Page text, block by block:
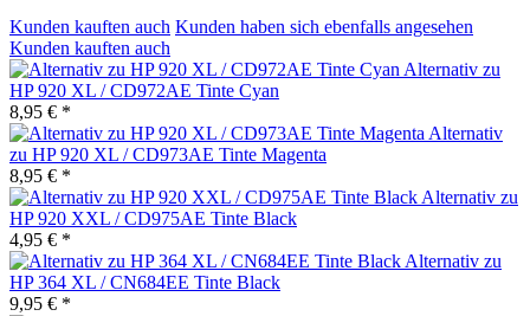
Kunden kauften auch Kunden haben sich ebenfalls angesehen
Kunden kauften auch
Alternativ zu
HP 920 XL / CD972AE Tinte Cyan
8,95 € *
Alternativ
zu HP 920 XL / CD973AE Tinte Magenta
8,95 € *
Alternativ zu
HP 920 XXL / CD975AE Tinte Black
4,95 € *
Alternativ zu
HP 364 XL / CN684EE Tinte Black
9,95 € *